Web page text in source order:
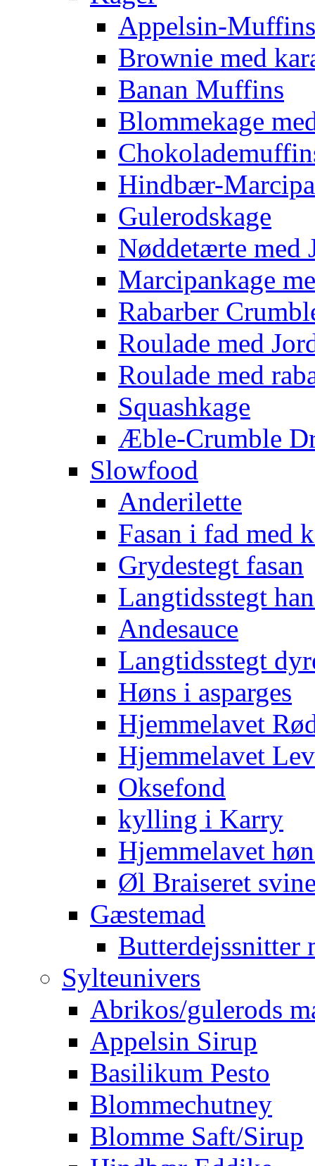
Appelsin-Muffins
Brownie med
Banan Muffins
Blommekage
Hindbær-
Gulerodskage
Nøddetærte med
Marcipankage
Rabarber
Roulade med
Roulade med
Squashkage
Æble-Crumble
Slowfood
Anderilette
Fasan i fad med
Grydestegt fasan
Langtidsstegt
Andesauce
Langtidsstegt
Høns i asparges
Hjemmelavet
Hjemmelavet
Oksefond
kylling i Karry
Hjemmelavet
Øl Braiseret
Gæstemad
Butterdejssnitter
Sylteunivers
Abrikos/gulerods
Appelsin Sirup
Basilikum Pesto
Blommechutney
Blomme Saft/Sirup